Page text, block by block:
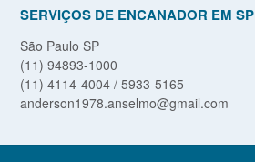
SERVIÇOS DE ENCANADOR EM SP
São Paulo SP
(11) 94893-1000
(11) 4114-4004 / 5933-5165
anderson1978.anselmo@gmail.com